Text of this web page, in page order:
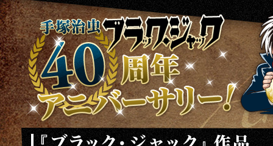
手塚治虫 ブラックジャック 40周年アニバーサリー